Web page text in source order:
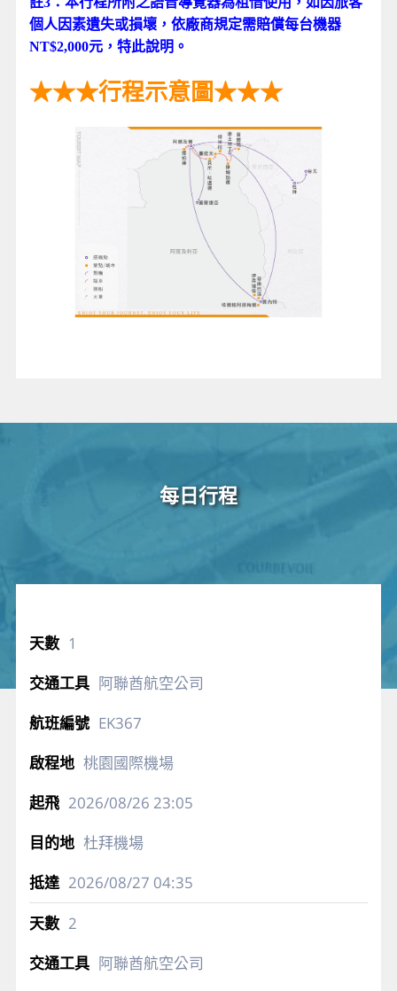
個人因素遺失或損壞，依廠商規定需賠償每台機器
NT$2,000元，特此說明。
★★★行程示意圖★★★
每日行程
1
阿聯酋航空公司
EK367
桃園國際機場
2026/08/26 23:05
杜拜機場
2026/08/27 04:35
2
阿聯酋航空公司